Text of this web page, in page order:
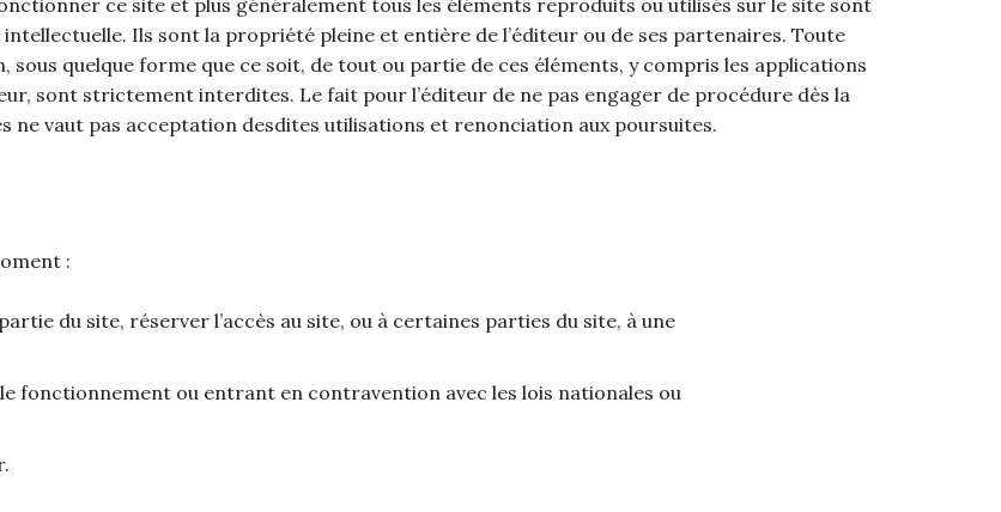
Ils sont la propriété pleine et entière de l’éditeur ou de ses partenaires. Toute
quelque forme que ce soit, de tout ou partie de ces éléments, y compris les applications
sont strictement interdites. Le fait pour l’éditeur de ne pas engager de procédure dès la
ne vaut pas acceptation desdites utilisations et renonciation aux poursuites.
:
du site, réserver l’accès au site, ou à certaines parties du site, à une
ou entrant en contravention avec les lois nationales ou